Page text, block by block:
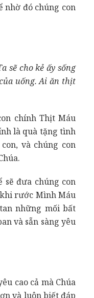
nhờ đó chúng con
sẽ cho kẻ ấy sống
uống. Ai ăn thịt
chính Thịt Máu
là quà tặng tình
và chúng con
sẽ đưa chúng con
rước Mình Máu
những mối bất
và sẵn sàng yêu
cao cả mà Chúa
và luôn biết đáp